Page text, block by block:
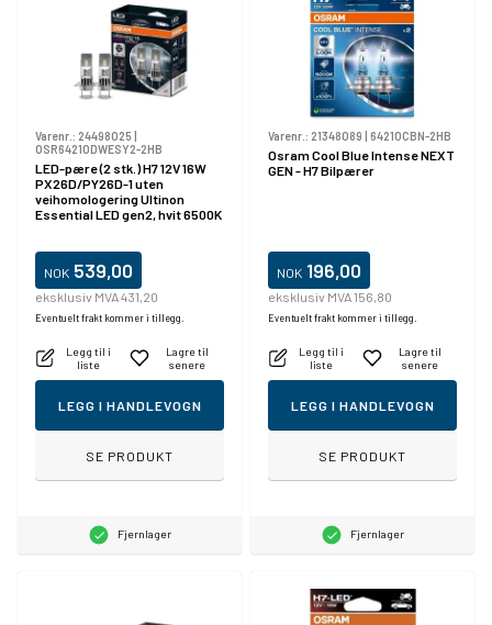
Varenr.: 24498025
OSR64210DWESY2-2HB
LED-pære (2 stk.) H7 12V 16W
PX26D/PY26D-1 uten
veihomologering Ultinon
Essential LED gen2, hvit 6500K
NOK 539,00
eksklusiv MVA 431,20
Eventuelt frakt kommer i tillegg.
Legg til i
liste
Lagre til
senere
LEGG I HANDLEVOGN
SE PRODUKT
Fjernlager
Varenr.: 21348089 64210CBN-2HB
Osram Cool Blue Intense NEXT
GEN - H7 Bilpærer
NOK 196,00
eksklusiv MVA 156,80
Eventuelt frakt kommer i tillegg.
Legg til i
liste
Lagre til
senere
LEGG I HANDLEVOGN
SE PRODUKT
Fjernlager